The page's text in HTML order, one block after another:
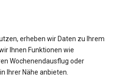
erheben wir Daten zu Ihrem
Ihnen Funktionen wie
Wochenendausflug oder
Ihrer Nähe anbieten.